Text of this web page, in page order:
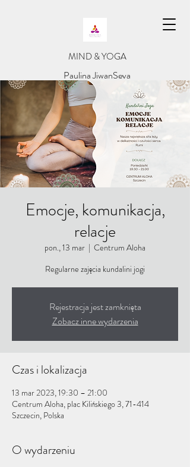
​MIND & YOGA
​Paulina JiwanSeva
Emocje, komunikacja,
relacje
pon., 13 mar
  |
Centrum Aloha
Regularne zajęcia kundalini jogi
Rejestracja jest zamknięta
Zobacz inne wydarzenia
Czas i lokalizacja
13 mar 2023, 19:30 – 21:00
Centrum Aloha, plac Kilińskiego 3, 71-414
Szczecin, Polska
O wydarzeniu